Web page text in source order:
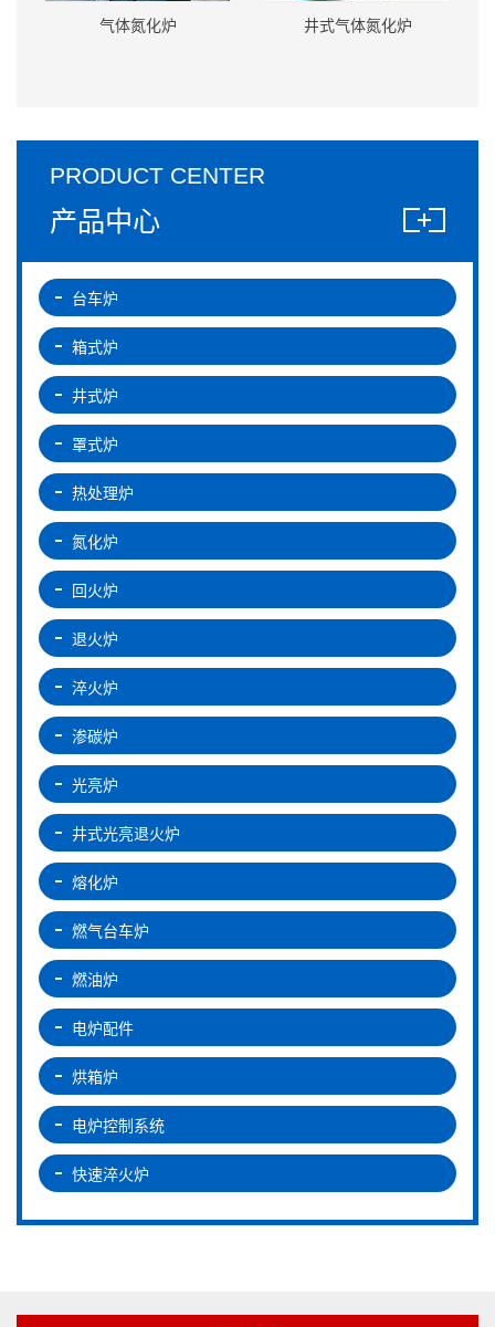
气体氮化炉 井式气体氮化炉
PRODUCT CENTER
产品中心
台车炉
箱式炉
井式炉
罩式炉
热处理炉
氮化炉
回火炉
退火炉
淬火炉
渗碳炉
光亮炉
井式光亮退火炉
熔化炉
燃气台车炉
燃油炉
电炉配件
烘箱炉
电炉控制系统
快速淬火炉